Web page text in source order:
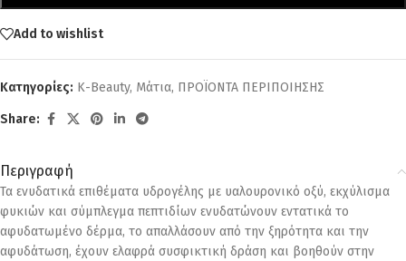
Add to wishlist
Κατηγορίες: K-Beauty, Μάτια, ΠΡΟΪΟΝΤΑ ΠΕΡΙΠΟΙΗΣΗΣ
Share:
Περιγραφή
Τα ενυδατικά επιθέματα υδρογέλης με υαλουρονικό οξύ, εκχύλισμα
φυκιών και σύμπλεγμα πεπτιδίων ενυδατώνουν εντατικά το
αφυδατωμένο δέρμα, το απαλλάσουν από την ξηρότητα και την
αφυδάτωση, έχουν ελαφρά συσφικτική δράση και βοηθούν στην